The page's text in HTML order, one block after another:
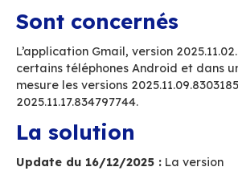
votre BlueMind.
La version
arrivée sur les téléphones
engendre de nombreux
rendent inutilisable.
Cette version de Gmail a une
(ActiveSync) défaillante.